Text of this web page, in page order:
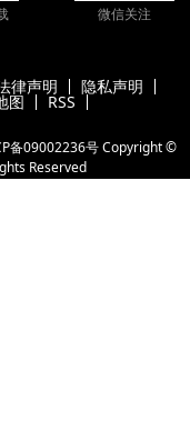
微信关注
律声明 隐私声明
图 RSS
备09002236号Copyright ©
Reserved